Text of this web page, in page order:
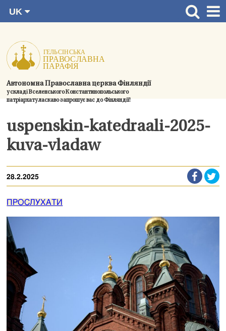
змісту.
Автономна Православна церква Фінляндії
у складі Вселенського Константинопольського
патріархату ласкаво запрошує вас до Фінляндії!
UK
SV
EN
Новини
Церкви
Богослужіння
Контактна інформація
uspenskin-katedraali-2025-
kuva-vladaw
28.2.2025
ПРОСЛУХАТИ